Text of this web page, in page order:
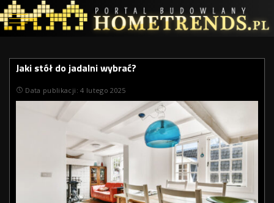
Jaki stół do jadalni wybrać?
Data publikacji: 4 lutego 2025